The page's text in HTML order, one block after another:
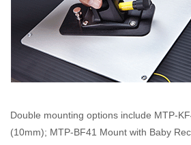
Double mounting options include MTP-
(10mm); MTP-BF41 Mount with Baby